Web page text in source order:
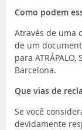
Como podem
Através de uma
de um
para ATRÁPALO,
Barcelona.
Que vias de
Se você
devidamente